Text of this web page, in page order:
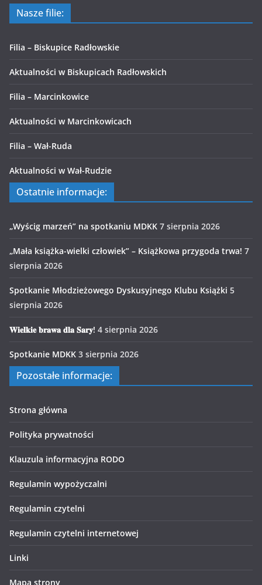
Nasze filie:
Filia – Biskupice Radłowskie
Aktualności w Biskupicach Radłowskich
Filia – Marcinkowice
Aktualności w Marcinkowicach
Filia – Wał-Ruda
Aktualności w Wał-Rudzie
Ostatnie informacje:
„Wyścig marzeń” na spotkaniu MDKK 7 sierpnia 2026
„Mała książka-wielki człowiek” – Książkowa przygoda trwa! 7
sierpnia 2026
Spotkanie Młodzieżowego Dyskusyjnego Klubu Książki 5
sierpnia 2026
𝐖𝐢𝐞𝐥𝐤𝐢𝐞 𝐛𝐫𝐚𝐰𝐚 𝐝𝐥𝐚 𝐒𝐚𝐫𝐲! 4 sierpnia 2026
Spotkanie MDKK 3 sierpnia 2026
Pozostałe informacje:
Strona główna
Polityka prywatności
Klauzula informacyjna RODO
Regulamin wypożyczalni
Regulamin czytelni
Regulamin czytelni internetowej
Linki
Mapa strony